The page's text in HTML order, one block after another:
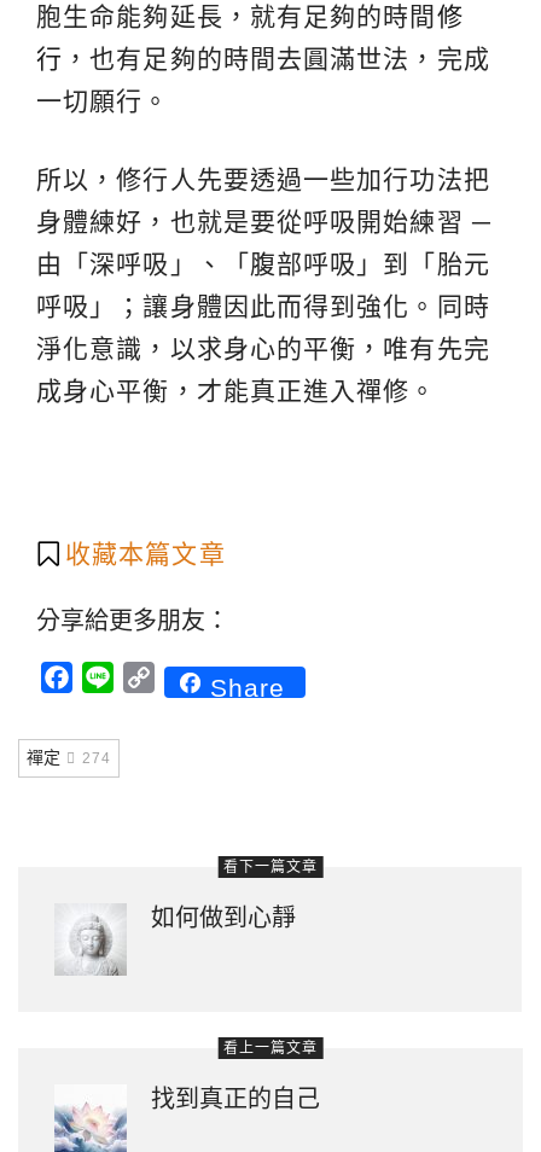
胞生命能夠延長，就有足夠的時間 修
行 ，也有足夠的時間去圓滿世法，完成
一切願行。
所以，修行人先要透過一些加行功法把
身體練好，也就是要從呼吸開始練習 ─
由「深呼吸」、「腹部呼吸」到「胎元
呼吸」；讓身體因此而得到強化。同時
淨化意識，以求身心的平衡，唯有先完
成身心平衡，才能真正進入禪修。
收藏本篇文章
分享給更多朋友：
Facebook
Line CopyShare
禪定 274
看下一篇文章
如何做到心靜
看上一篇文章
找到真正的自己